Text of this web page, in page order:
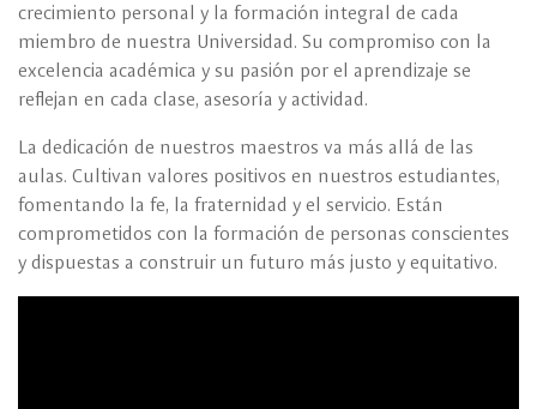
crecimiento personal y la formación integral de cada
miembro de nuestra Universidad. Su compromiso con la
excelencia académica y su pasión por el aprendizaje se
reflejan en cada clase, asesoría y actividad.
La dedicación de nuestros maestros va más allá de las
aulas. Cultivan valores positivos en nuestros estudiantes,
fomentando la fe, la fraternidad y el servicio. Están
comprometidos con la formación de personas conscientes
y dispuestas a construir un futuro más justo y equitativo.